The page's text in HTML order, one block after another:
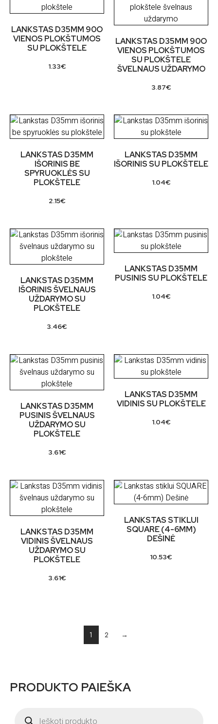
PRODUKTO PAIEŠKA
LANKSTAS D35MM 90O
VIENOS PLOKŠTUMOS
SU PLOKŠTELE
1.33€
LANKSTAS D35MM 90O
VIENOS PLOKŠTUMOS
SU PLOKŠTELE
ŠVELNAUS UŽDARYMO
3.87€
LANKSTAS D35MM
IŠORINIS BE
SPYRUOKLĖS SU
PLOKŠTELE
2.15€
LANKSTAS D35MM
IŠORINIS SU PLOKŠTELE
1.04€
LANKSTAS D35MM
IŠORINIS ŠVELNAUS
UŽDARYMO SU
PLOKŠTELE
3.46€
LANKSTAS D35MM
PUSINIS SU PLOKŠTELE
1.04€
LANKSTAS D35MM
PUSINIS ŠVELNAUS
UŽDARYMO SU
PLOKŠTELE
3.61€
LANKSTAS D35MM
VIDINIS SU PLOKŠTELE
1.04€
LANKSTAS D35MM
VIDINIS ŠVELNAUS
UŽDARYMO SU
PLOKŠTELE
3.61€
LANKSTAS STIKLUI
SQUARE (4-6MM)
DEŠINĖ
10.53€
1 2 →